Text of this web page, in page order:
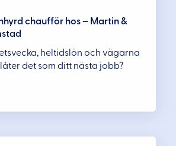
chaufför hos – Martin &
heltidslön och vägarna
det som ditt nästa jobb?